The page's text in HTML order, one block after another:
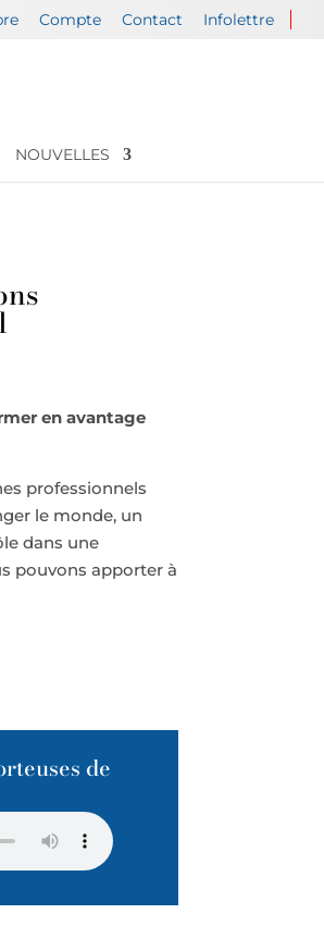
Compte Contact Infolettre
NOUVELLES
en avantage
professionnels
le monde, un
dans une
pouvons apporter à
de